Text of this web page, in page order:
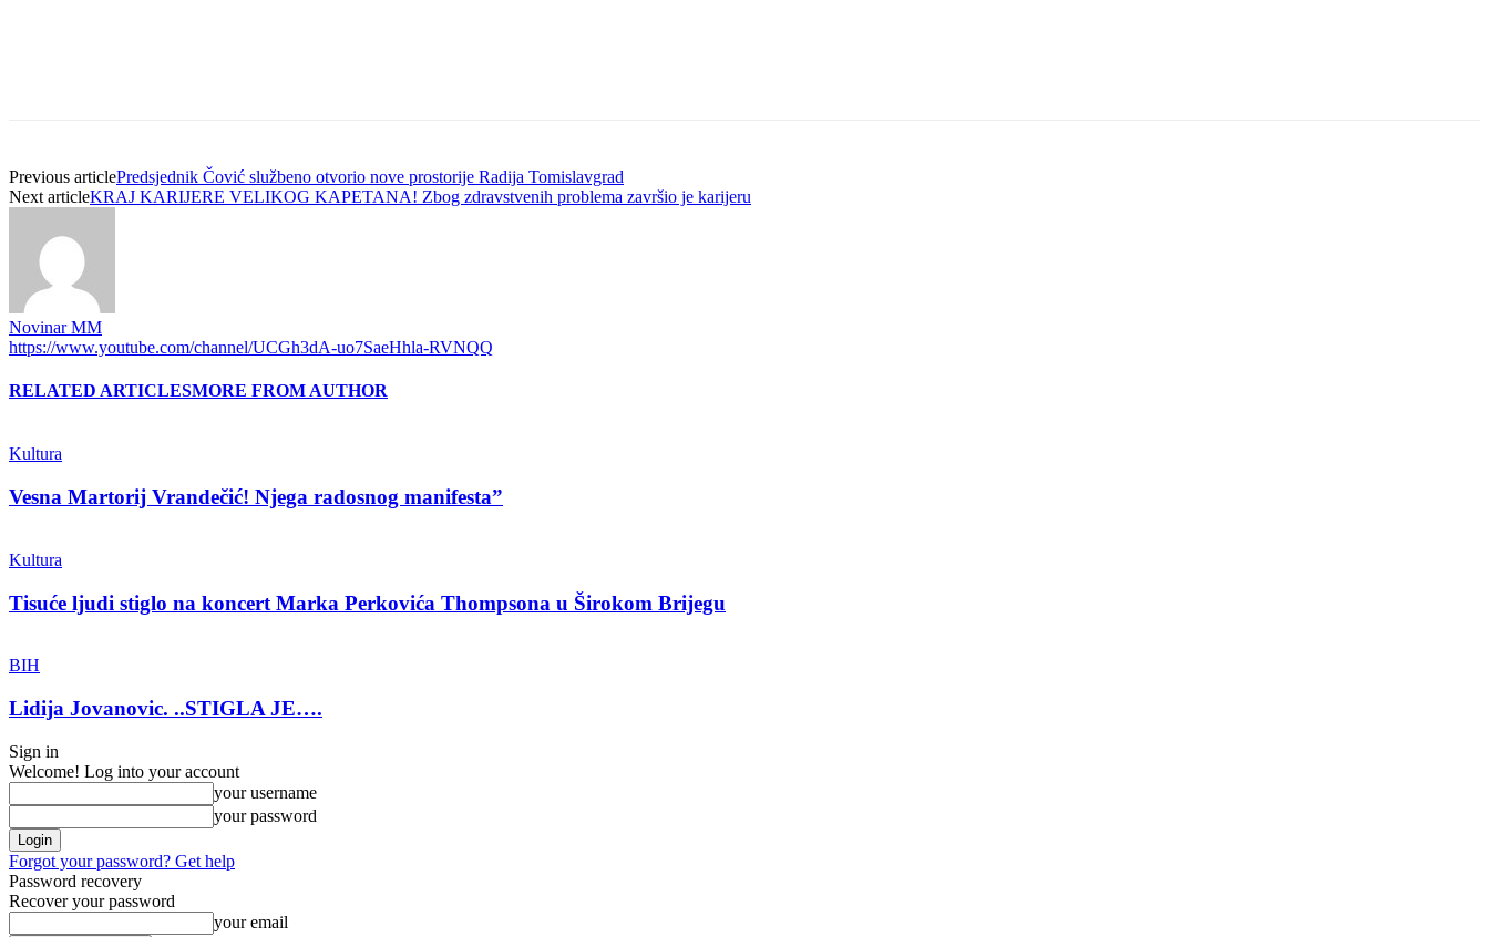
Previous articlePredsjednik Čović službeno otvorio nove prostorije Radija Tomislavgrad
Next articleKRAJ KARIJERE VELIKOG KAPETANA! Zbog zdravstvenih problema završio je karijeru
Novinar MM
https://www.youtube.com/channel/UCGh3dA-uo7SaeHhla-RVNQQ
RELATED ARTICLESMORE FROM AUTHOR
Kultura
Vesna Martorij Vrandečić! Njega radosnog manifesta”
Kultura
Tisuće ljudi stiglo na koncert Marka Perkovića Thompsona u Širokom Brijegu
BIH
Lidija Jovanovic. ..STIGLA JE….
Sign in
Welcome! Log into your account
your username
your password
Forgot your password? Get help
Password recovery
Recover your password
your email